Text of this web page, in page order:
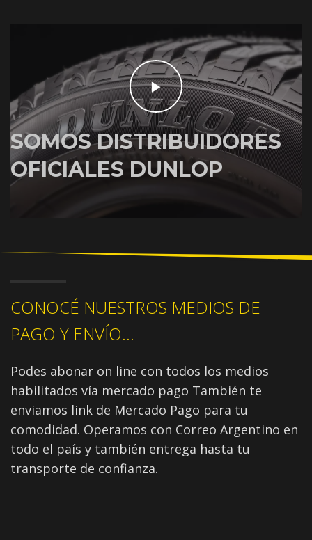
SOMOS DISTRIBUIDORES
OFICIALES DUNLOP
CONOCÉ NUESTROS MEDIOS DE
PAGO Y ENVÍO...
Podes abonar on line con todos los medios
habilitados vía mercado pago También te
enviamos link de Mercado Pago para tu
comodidad. Operamos con Correo Argentino en
todo el país y también entrega hasta tu
transporte de confianza.